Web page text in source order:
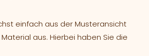
einfach aus der Musteransicht
aus. Hierbei haben Sie die